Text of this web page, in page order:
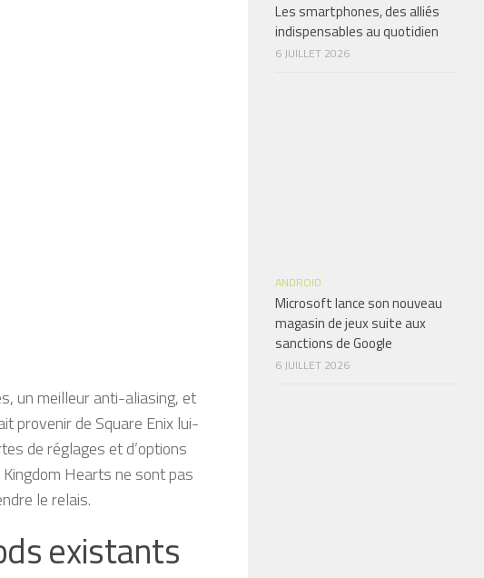
un meilleur anti-aliasing, et
provenir de Square Enix lui-
de réglages et d’options
Hearts ne sont pas
le relais.
existants
Les smartphones, des alliés
indispensables au quotidien
6 JUILLET 2026
ANDROID
Microsoft lance son nouveau
magasin de jeux suite aux
sanctions de Google
6 JUILLET 2026